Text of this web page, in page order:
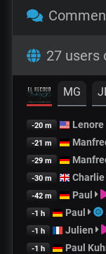
27 users
MG
-20 m Lenore
-21 m
-29 m
-30 m Charlie
-42 m Paul
-1 h Paul
-1 h Julien
-1 h Paul